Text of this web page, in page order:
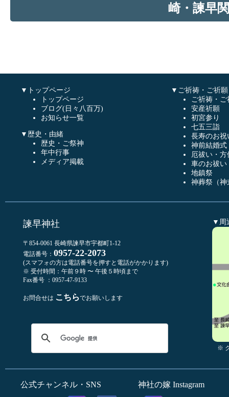
崎・諫早
▼トップページ
トップページ
ブログ(日々八百万)
お知らせ一覧
▼歴史・由緒
歴史・ご祭神
年中行事
メディア掲載
▼ご祈祷・ご祈願
ご祈祷・
安産祈願
初宮参り
七五三詣
長寿のお祝
神前結婚式
厄祓い・方
車のお祓い
地鎮祭
神葬祭（神
諫早神社
〒854-0061 長崎県諫早市宇都町1-12
電話番号： 0957-22-2073
(スマフォの方は電話番号を押すと電話がかかります)
※ 受付時間：午前９時 〜 午後５時頃まで
Fax番号 ：0957-47-9133
お問合せは こちらでお願いします
▼周
※
公式チャンネル・SNS 神社の嫁 Instagram